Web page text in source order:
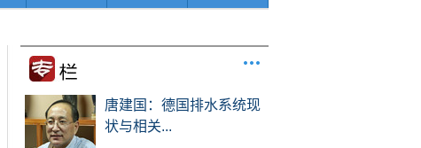
唐建国：德国排水系统现
状与相关...